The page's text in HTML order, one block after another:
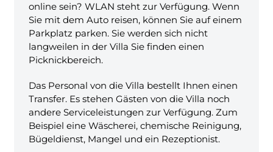
online sein? WLAN steht zur Verfügung. Wenn
Sie mit dem Auto reisen, können Sie auf einem
Parkplatz parken. Sie werden sich nicht
langweilen in der Villa Sie finden einen
Picknickbereich.
Das Personal von die Villa bestellt Ihnen einen
Transfer. Es stehen Gästen von die Villa noch
andere Serviceleistungen zur Verfügung. Zum
Beispiel eine Wäscherei, chemische Reinigung,
Bügeldienst, Mangel und ein Rezeptionist.